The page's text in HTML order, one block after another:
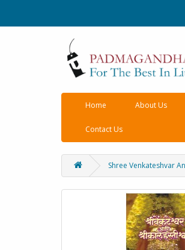
Home About Us
Contact Us
Shree Venkateshvar